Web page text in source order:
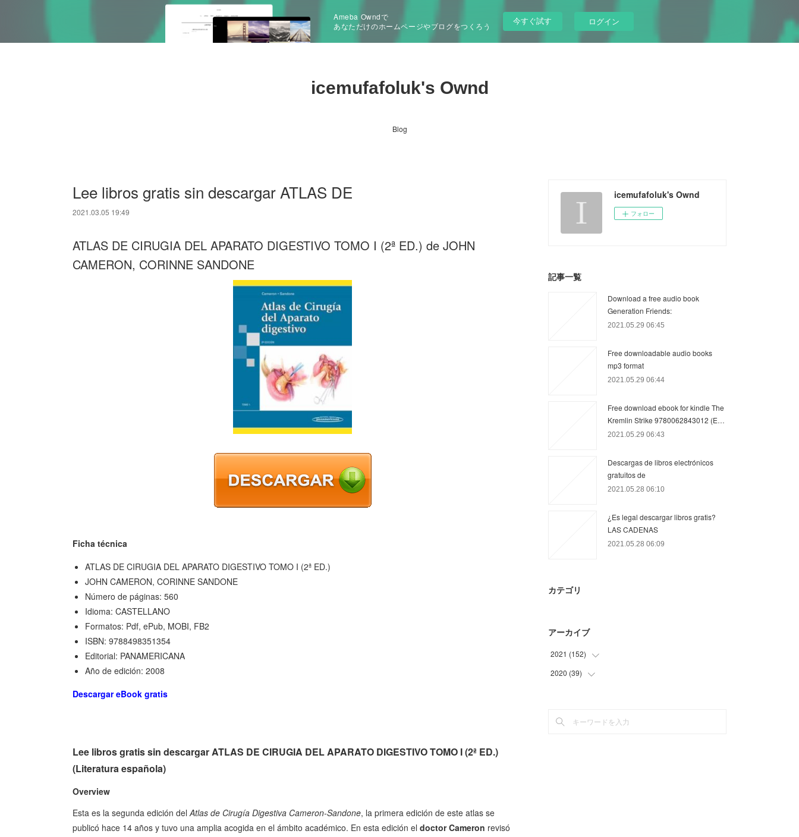
Ameba Owndで
あなただけのホームページやブログをつくろう
今すぐ試す ログイン
icemufafoluk's Ownd
Blog
Lee libros gratis sin descargar ATLAS DE
2021.03.05 19:49
ATLAS DE CIRUGIA DEL APARATO DIGESTIVO TOMO I (2ª ED.) de JOHN
CAMERON, CORINNE SANDONE
Ficha técnica
ATLAS DE CIRUGIA DEL APARATO DIGESTIVO TOMO I (2ª ED.)
JOHN CAMERON, CORINNE SANDONE
Número de páginas: 560
Idioma: CASTELLANO
Formatos: Pdf, ePub, MOBI, FB2
ISBN: 9788498351354
Editorial: PANAMERICANA
Año de edición: 2008
Descargar eBook gratis
Lee libros gratis sin descargar ATLAS DE CIRUGIA DEL APARATO DIGESTIVO TOMO I (2ª ED.)
(Literatura española)
Overview
Esta es la segunda edición delAtlas de Cirugía Digestiva Cameron-Sandone, la primera edición de este atlas se
publicó hace 14 años y tuvo una amplia acogida en el ámbito académico. En esta edición el doctor Cameron revisó
icemufafoluk's Ownd
フォロー
記事一覧
Download a free audio book
Generation Friends:
2021.05.29 06:45
Free downloadable audio books
mp3 format
2021.05.29 06:44
Free download ebook for kindle The
Kremlin Strike 9780062843012 (E…
2021.05.29 06:43
Descargas de libros electrónicos
gratuitos de
2021.05.28 06:10
¿Es legal descargar libros gratis?
LAS CADENAS
2021.05.28 06:09
カテゴリ
アーカイブ
2021 (152)
(74
)
(
2020 (39)
(